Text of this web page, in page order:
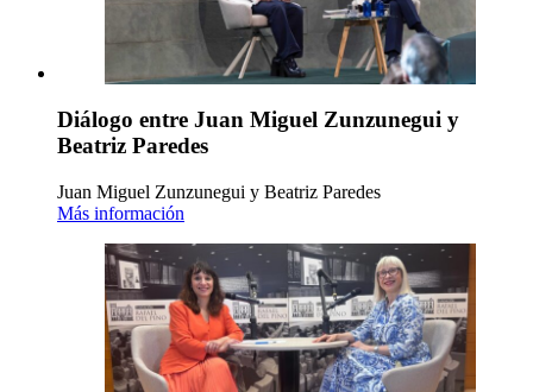
Diálogo entre Juan Miguel Zunzunegui y
Beatriz Paredes
Juan Miguel Zunzunegui y Beatriz Paredes
Más información